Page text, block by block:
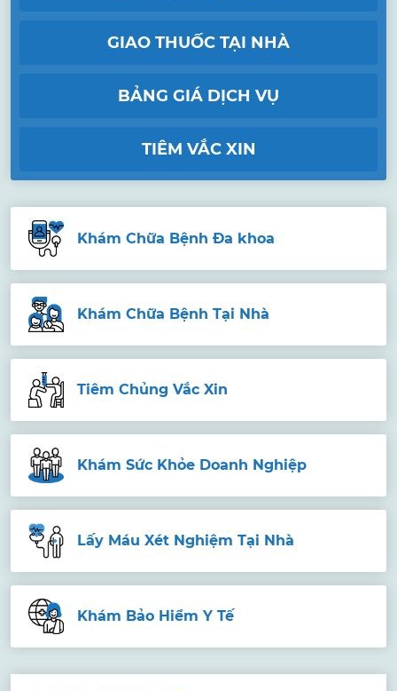
GIAO THUỐC TẠI NHÀ
BẢNG GIÁ DỊCH VỤ
TIÊM VẮC XIN
Khám Chữa Bệnh Đa khoa
Khám Chữa Bệnh Tại Nhà
Tiêm Chủng Vắc Xin
Khám Sức Khỏe Doanh Nghiệp
Lấy Máu Xét Nghiệm Tại Nhà
Khám Bảo Hiểm Y Tế